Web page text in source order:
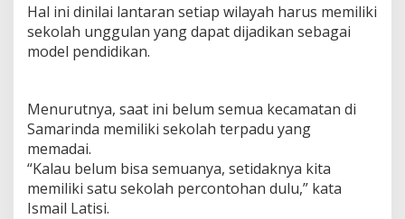
Hal ini dinilai lantaran setiap wilayah harus memiliki
sekolah unggulan yang dapat dijadikan sebagai
model pendidikan.
Menurutnya, saat ini belum semua kecamatan di
Samarinda memiliki sekolah terpadu yang
memadai.
“Kalau belum bisa semuanya, setidaknya kita
memiliki satu sekolah percontohan dulu,” kata
Ismail Latisi.